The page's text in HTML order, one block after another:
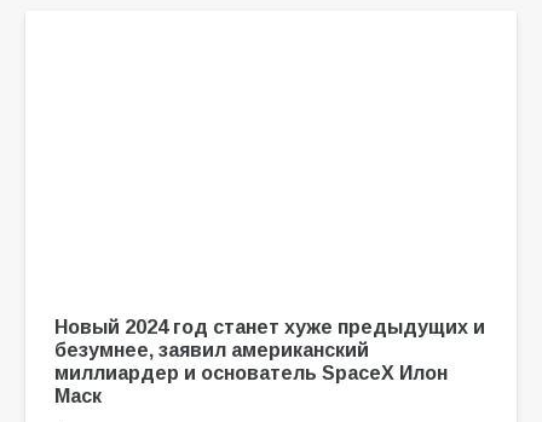
Новый 2024 год станет хуже предыдущих и
безумнее, заявил американский
миллиардер и основатель SpaceX Илон
Маск